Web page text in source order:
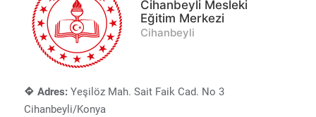
Cihanbeyli Mesleki
Eğitim Merkezi
Cihanbeyli
Adres: Yeşilöz Mah. Sait Faik Cad. No 3
Cihanbeyli/Konya